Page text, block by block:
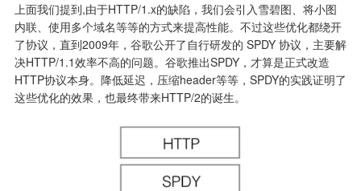
上面我们提到,由于HTTP/1.x的缺陷，我们会引入雪碧图、将小图
内联、使用多个域名等等的方式来提高性能。不过这些优化都绕开
了协议，直到2009年，谷歌公开了自行研发的 SPDY 协议，主要解
决HTTP/1.1效率不高的问题。谷歌推出SPDY，才算是正式改造
HTTP协议本身。降低延迟，压缩header等等，SPDY的实践证明了
这些优化的效果，也最终带来HTTP/2的诞生。